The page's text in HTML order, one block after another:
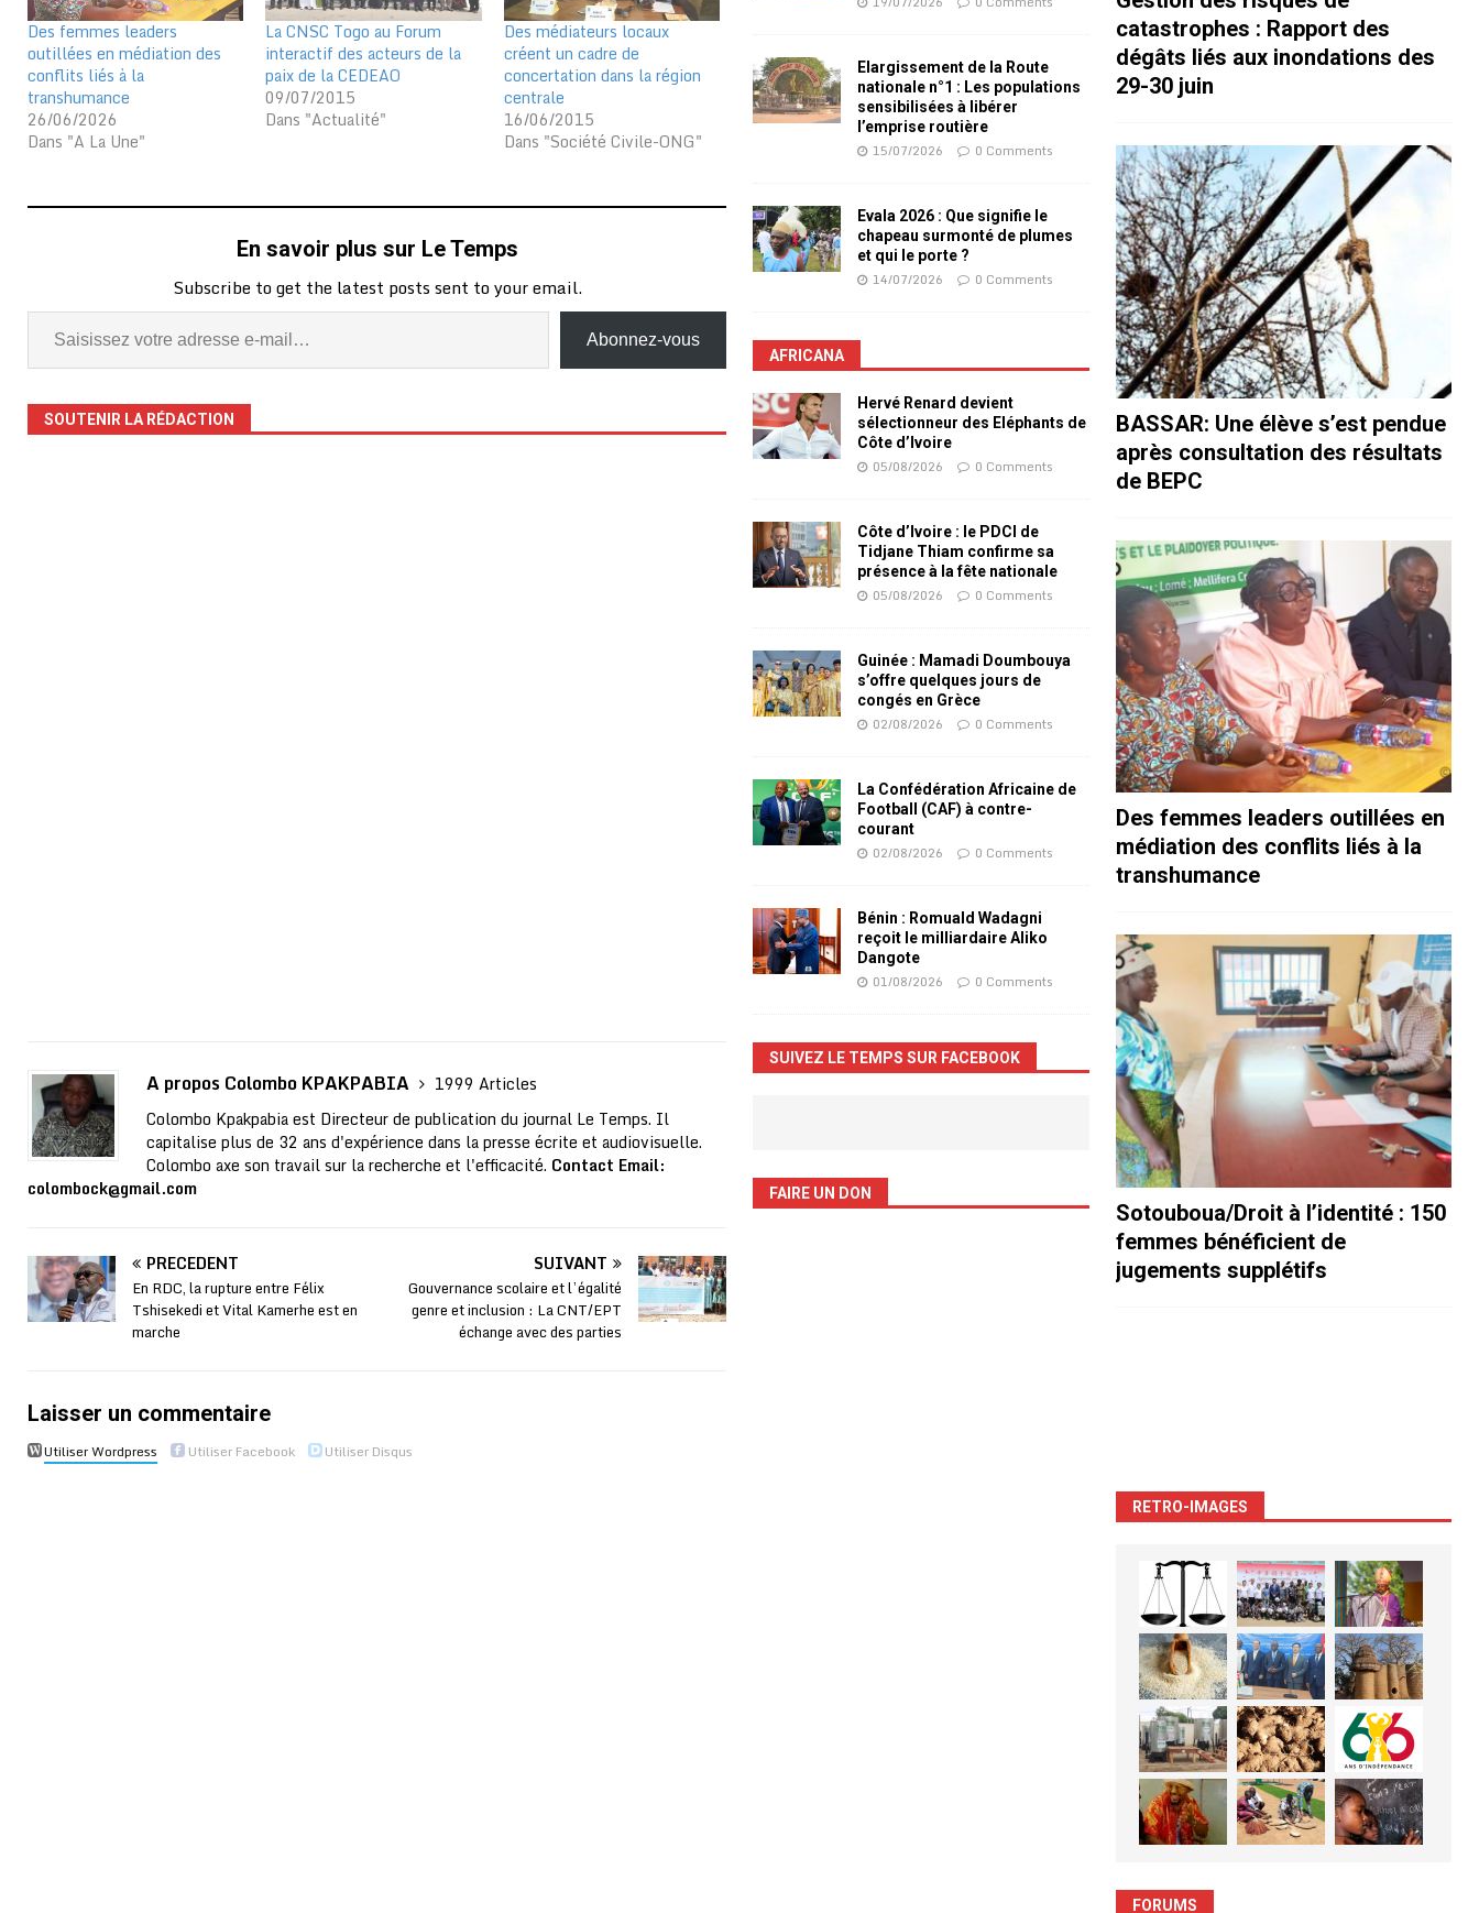
Des femmes leaders
outillées en médiation des
conflits liés à la
transhumance
26/06/2026
Dans "A La Une"
La CNSC Togo au Forum
interactif des acteurs de la
paix de la CEDEAO
09/07/2015
Dans "Actualité"
Des médiateurs locaux
créent un cadre de
concertation dans la région
centrale
16/06/2015
Dans "Société Civile-ONG"
En savoir plus sur Le Temps
Subscribe to get the latest posts sent to your email.
Abonnez-vous
SOUTENIR LA RÉDACTION
A propos Colombo KPAKPABIA
1999 Articles
Colombo Kpakpabia est Directeur de publication du journal Le Temps. Il
capitalise plus de 32 ans d'expérience dans la presse écrite et audiovisuelle.
Colombo axe son travail sur la recherche et l'efficacité. Contact Email:
colombock@gmail.com
PRÉCÉDENT
En RDC, la rupture entre Félix
Tshisekedi et Vital Kamerhe est en
marche
SUIVANT
Gouvernance scolaire et l’égalité
genre et inclusion : La CNT/EPT
échange avec des parties
Laisser un commentaire
Utiliser Wordpress Utiliser Facebook Utiliser Disqus
Elargissement de la Route
nationale n°1 : Les populations
sensibilisées à libérer
l’emprise routière
15/07/2026 0 Comments
Evala 2026 : Que signifie le
chapeau surmonté de plumes
et qui le porte ?
14/07/2026 0 Comments
AFRICANA
Hervé Renard devient
sélectionneur des Eléphants de
Côte d’Ivoire
05/08/2026 0 Comments
Côte d’Ivoire : le PDCI de
Tidjane Thiam confirme sa
présence à la fête nationale
05/08/2026 0 Comments
Guinée : Mamadi Doumbouya
s’offre quelques jours de
congés en Grèce
02/08/2026 0 Comments
La Confédération Africaine de
Football (CAF) à contre-
courant
02/08/2026 0 Comments
Bénin : Romuald Wadagni
reçoit le milliardaire Aliko
Dangote
01/08/2026 0 Comments
SUIVEZ LE TEMPS SUR FACEBOOK
FAIRE UN DON
catastrophes : Rapport des
dégâts liés aux inondations des
29-30 juin
BASSAR: Une élève s’est pendue
après consultation des résultats
de BEPC
Des femmes leaders outillées en
médiation des conflits liés à la
transhumance
Sotouboua/Droit à l’identité : 150
femmes bénéficient de
jugements supplétifs
RETRO-IMAGES
FORUMS